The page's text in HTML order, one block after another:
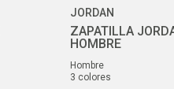
JORDAN
ZAPATILLA
HOMBRE
hombre
3 colores